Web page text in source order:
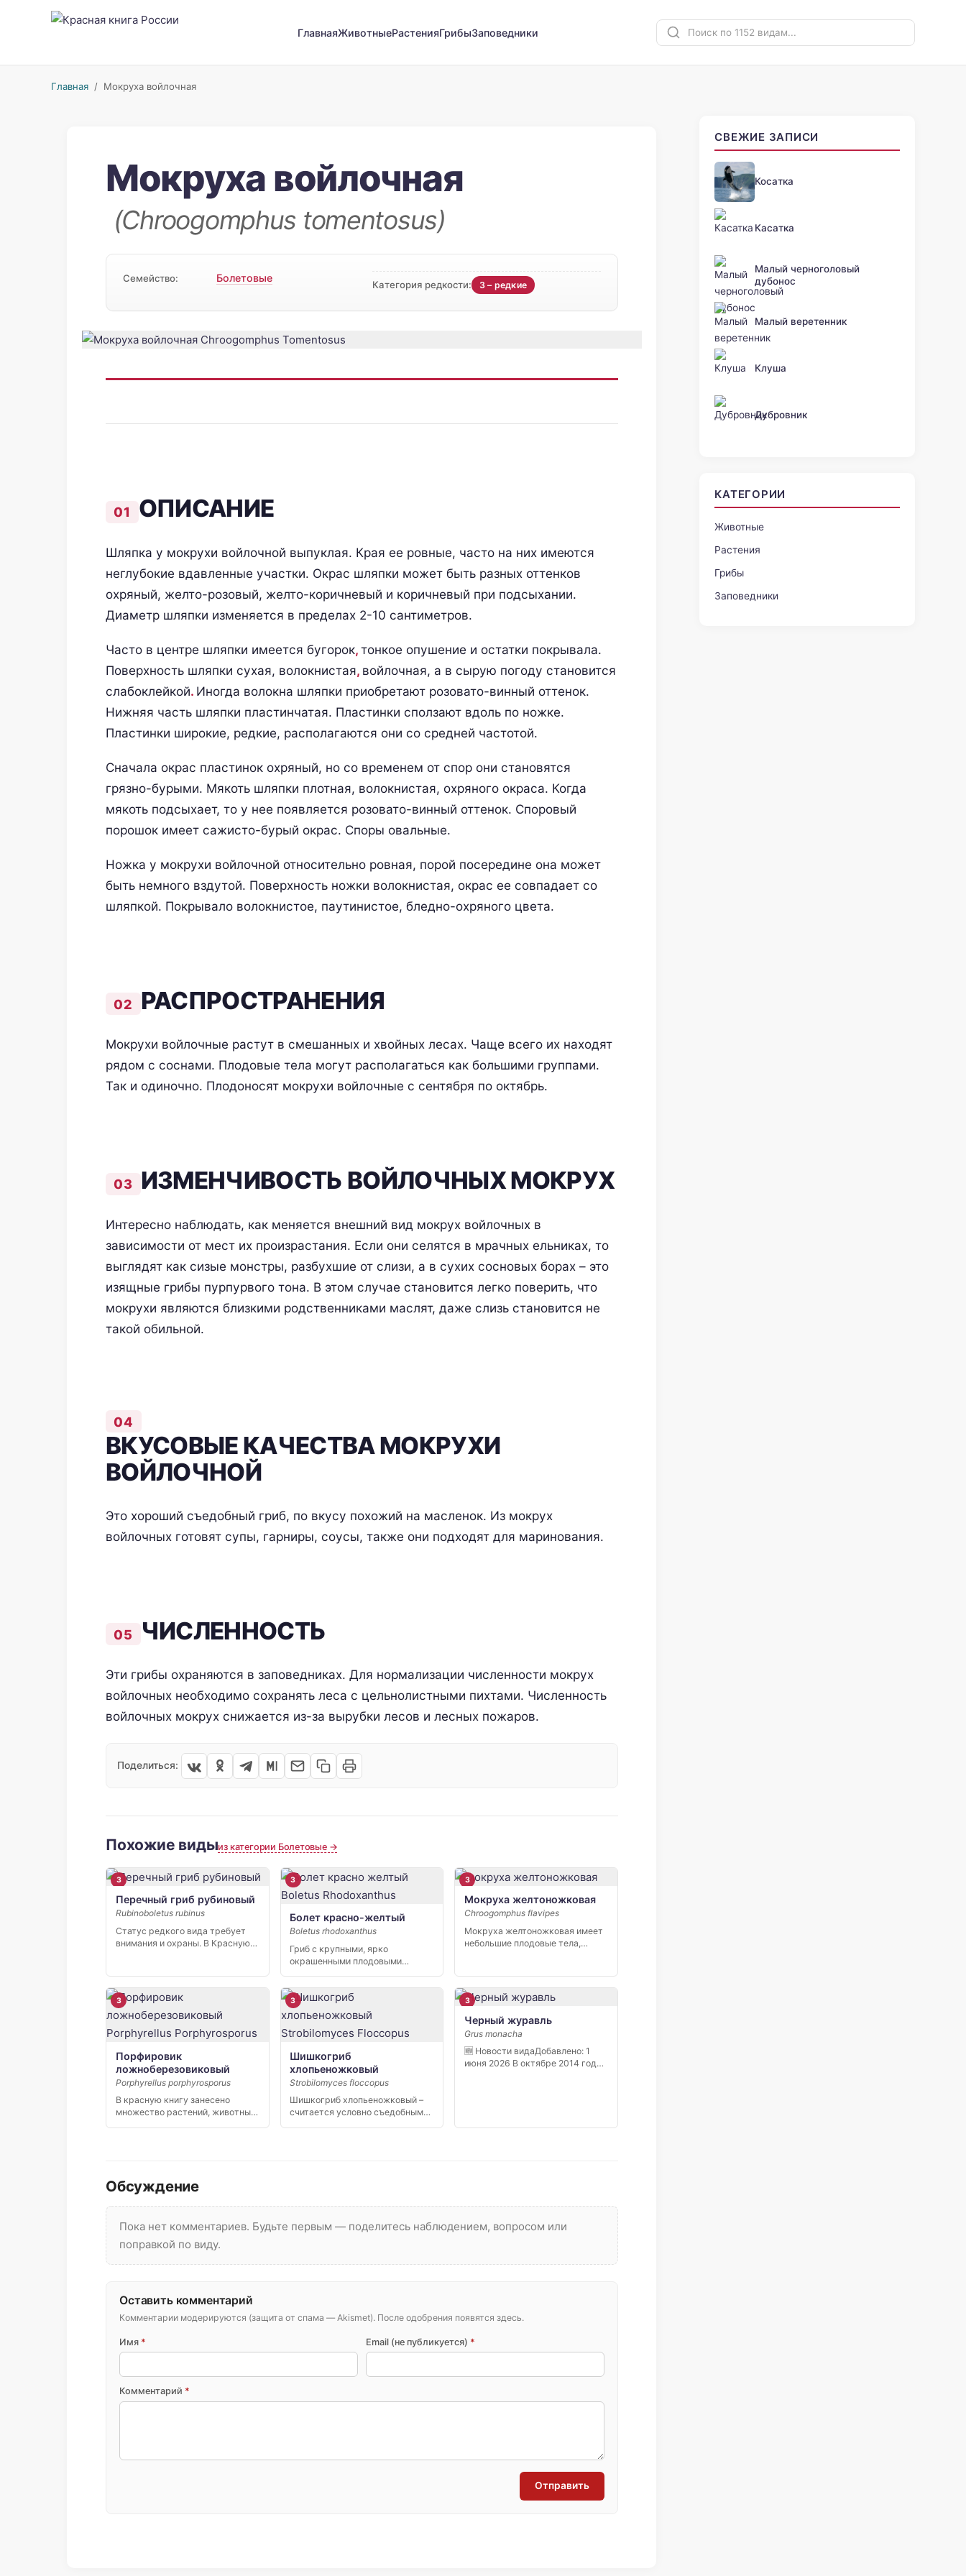
ГлавнаяЖивотныеРастенияГрибыЗаповедники
Главная/ Мокруха войлочная
Мокруха войлочная
(Chroogomphus tomentosus)
Семейство: Болетовые
Категория редкости: 3 – редкие
ОПИСАНИЕ
Шляпка у мокрухи войлочной выпуклая. Края ее ровные, часто на них имеются
неглубокие вдавленные участки. Окрас шляпки может быть разных оттенков
охряный, желто-розовый, желто-коричневый и коричневый при подсыхании.
Диаметр шляпки изменяется в пределах 2-10 сантиметров.
Часто в центре шляпки имеется бугорок,тонкое опушение и остатки покрывала.
Поверхность шляпки сухая, волокнистая, войлочная, а в сырую погоду становится
слабоклейкой. Иногда волокна шляпки приобретают розовато-винный оттенок.
Нижняя часть шляпки пластинчатая. Пластинки сползают вдоль по ножке.
Пластинки широкие, редкие, располагаются они со средней частотой.
Сначала окрас пластинок охряный, но со временем от спор они становятся
грязно-бурыми. Мякоть шляпки плотная, волокнистая, охряного окраса. Когда
мякоть подсыхает, то у нее появляется розовато-винный оттенок. Споровый
порошок имеет сажисто-бурый окрас. Споры овальные.
Ножка у мокрухи войлочной относительно ровная, порой посередине она может
быть немного вздутой. Поверхность ножки волокнистая, окрас ее совпадает со
шляпкой. Покрывало волокнистое, паутинистое, бледно-охряного цвета.
РАСПРОСТРАНЕНИЯ
Мокрухи войлочные растут в смешанных и хвойных лесах. Чаще всего их находят
рядом с соснами. Плодовые тела могут располагаться как большими группами.
Так и одиночно. Плодоносят мокрухи войлочные с сентября по октябрь.
ИЗМЕНЧИВОСТЬ ВОЙЛОЧНЫХ МОКРУХ
Интересно наблюдать, как меняется внешний вид мокрух войлочных в
зависимости от мест их произрастания. Если они селятся в мрачных ельниках, то
выглядят как сизые монстры, разбухшие от слизи, а в сухих сосновых борах – это
изящные грибы пурпурвого тона. В этом случае становится легко поверить, что
мокрухи являются близкими родственниками маслят, даже слизь становится не
такой обильной.
ВКУСОВЫЕ КАЧЕСТВА МОКРУХИ
ВОЙЛОЧНОЙ
Это хороший съедобный гриб, по вкусу похожий на масленок. Из мокрух
войлочных готовят супы, гарниры, соусы, также они подходят для маринования.
ЧИСЛЕННОСТЬ
Эти грибы охраняются в заповедниках. Для нормализации численности мокрух
войлочных необходимо сохранять леса с цельнолистными пихтами. Численность
войлочных мокрух снижается из-за вырубки лесов и лесных пожаров.
Поделиться:
Похожие видыиз категории Болетовые →
3
Перечный гриб рубиновый
Rubinoboletus rubinus
Статус редкого вида требует
внимания и охраны. В Красную
3
Болет красно-желтый
Boletus rhodoxanthus
Гриб с крупными, ярко
окрашенными плодовыми
почве. […]
3
Мокруха желтоножковая
Chroogomphus flavipes
Мокруха желтоножковая имеет
небольшие плодовые тела,
3
Порфировик
ложноберезовиковый
Porphyrellus porphyrosporus
В красную книгу занесено
множество растений, животных
3
Шишкогриб
хлопьеножковый
Strobilomyces floccopus
Шишкогриб хлопьеножковый –
считается условно съедобным
3
Черный журавль
Grus monacha
🆕 Новости видаДобавлено: 1
июня 2026 В октябре 2014 года
Обсуждение
Пока нет комментариев. Будьте первым — поделитесь наблюдением, вопросом или
поправкой по виду.
Оставить комментарий
Комментарии модерируются (защита от спама — Akismet). После одобрения появятся здесь.
Имя * Email (не публикуется) *
Комментарий *
Отправить
СВЕЖИЕ ЗАПИСИ
Косатка
Касатка
Малый черноголовый
дубонос
Малый веретенник
Клуша
Дубровник
КАТЕГОРИИ
Животные
Растения
Грибы
Заповедники